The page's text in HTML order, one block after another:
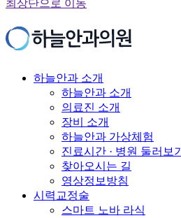
최상단으로 이동
하늘안과 소개
하늘안과 소개
의료진 소개
장비 소개
하늘안과 가상체험
진료시간 · 병원 둘러보기
찾아오시는 길
영상정보방침
시력교정술
스마트 노바 라식